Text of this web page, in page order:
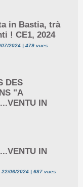
in Bastia, trà
! CE1, 2024
2024 | 479 vues
DES
"A
IN
IN
06/2024 | 687 vues